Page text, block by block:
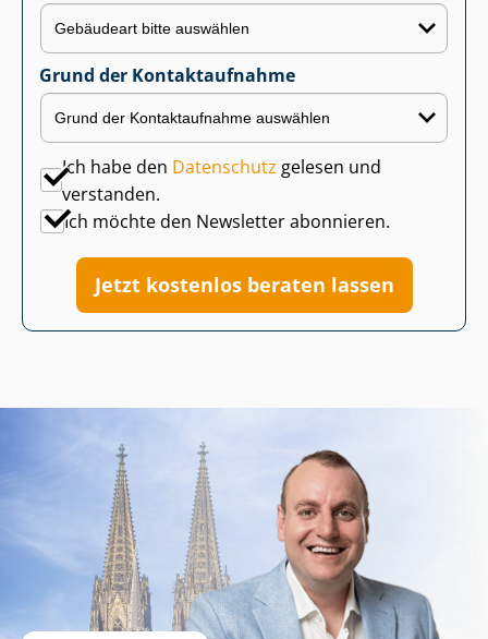
Grund der Kontaktaufnahme
Ich habe den Datenschutz gelesen und
verstanden.
Ich möchte den Newsletter abonnieren.
Jetzt kostenlos beraten lassen